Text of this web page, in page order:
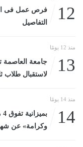
12
التفاصيل
منذ 12 يومًا
13
جامعة العاصمة
لاستقبال طلاب
منذ 14 يومًا
14
وكرامة» عن شهر... الثلاثاء،